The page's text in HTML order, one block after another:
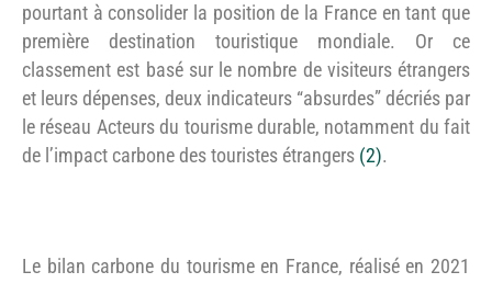
pourtant à consolider la position de la France en tant que
première destination touristique mondiale. Or ce
classement est basé sur le nombre de visiteurs étrangers
et leurs dépenses, deux indicateurs “absurdes” décriés par
le réseau Acteurs du tourisme durable, notamment du fait
de l’impact carbone des touristes étrangers (2).
Le bilan carbone du tourisme en France, réalisé en 2021